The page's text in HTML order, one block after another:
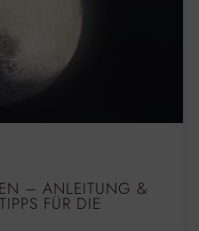
– ANLEITUNG &
FÜR DIE